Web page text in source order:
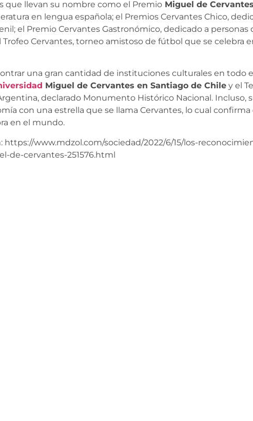
que llevan su nombre como el Premio Miguel de Cervantes
en lengua española; el Premios Cervantes Chico,
el Premio Cervantes Gastronómico, dedicado a personas
Cervantes, torneo amistoso de fútbol que se celebra
una gran cantidad de instituciones culturales en todo el
Miguel de Cervantes en Santiago de Chile y el
declarado Monumento Histórico Nacional. Incluso,
con una estrella que se llama Cervantes, lo cual confirma
en el mundo.
https://www.mdzol.com/sociedad/2022/6/15/los-
de-cervantes-251576.html